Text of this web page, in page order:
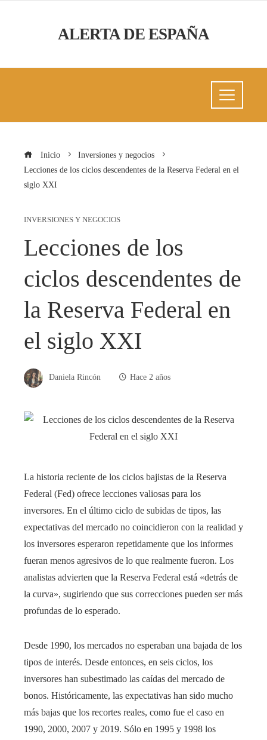
ALERTA DE ESPAÑA
Inicio
Inversiones y negocios
Lecciones de los ciclos descendentes de la Reserva Federal en el
siglo XXI
INVERSIONES Y NEGOCIOS
Lecciones de los
ciclos descendentes de
la Reserva Federal en
el siglo XXI
Daniela Rincón Hace 2 años
La historia reciente de los ciclos bajistas de la Reserva
Federal (Fed) ofrece lecciones valiosas para los
inversores. En el último ciclo de subidas de tipos, las
expectativas del mercado no coincidieron con la realidad y
los inversores esperaron repetidamente que los informes
fueran menos agresivos de lo que realmente fueron. Los
analistas advierten que la Reserva Federal está «detrás de
la curva», sugiriendo que sus correcciones pueden ser más
profundas de lo esperado.
Desde 1990, los mercados no esperaban una bajada de los
tipos de interés. Desde entonces, en seis ciclos, los
inversores han subestimado las caídas del mercado de
bonos. Históricamente, las expectativas han sido mucho
más bajas que los recortes reales, como fue el caso en
1990, 2000, 2007 y 2019. Sólo en 1995 y 1998 los